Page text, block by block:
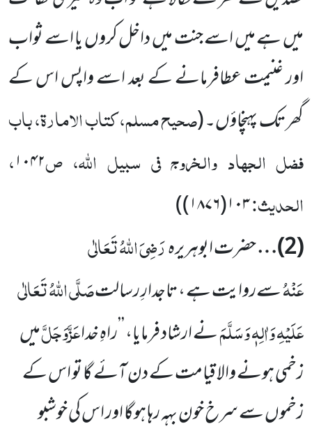
میں ہے میں اسے جنت میں داخل کروں یا اسے ثواب
اور غنیمت عطافرمانے کے بعد اسے واپس اس کے
گھر تک پہنچاؤں۔(صحیح مسلم، کتاب الامارۃ، باب
فضل الجہاد والخروج فی سبیل اللہ، ص۱۰۴۲،
الحدیث:۱۰۳(۱۸۷۶)
)
(
2
)…حضرت ابوہریرہرَضِیَ اللہُ تَعَالٰی
عَنْہُسےروایت ہے ، تاجدارِ رسالتصَلَّی اللہُ تَعَالٰی
عَلَیْہِ وَاٰلِہٖ وَسَلَّمَنے ارشاد فرمایا،’’راہِ خداعَزَّوَجَلَّمیں
زخمی ہونے والاقیامت کے دن آئے گا تو اس کے
زخموں سے سرخ خون بہہ رہا ہوگا اور اس کی خوشبو